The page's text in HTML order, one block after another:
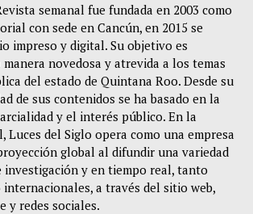
semanal fue fundada en 2003 como
con sede en Cancún, en 2015 se
impreso y digital. Su objetivo es
manera novedosa y atrevida a los temas
del estado de Quintana Roo. Desde su
de sus contenidos se ha basado en la
y el interés público. En la
Luces del Siglo opera como una empresa
global al difundir una variedad
investigación y en tiempo real, tanto
internacionales, a través del sitio web,
y redes sociales.